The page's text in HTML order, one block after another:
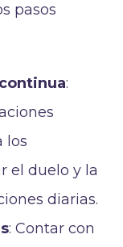
pasos
:
los
el duelo y la
diarias.
: Contar con